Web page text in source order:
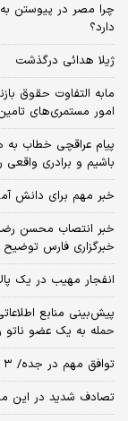
چرا مصر در پیوستن به
دارد؟
ژیلا هدائی درگذشت
مابه التفاوت حقوق
امور مستمری‌های
پیام عراقچی خطاب
باشیم و برادری واقعی
خبر مهم برای دانش
خبر انتصاب محسن
خبرگزاری فارس توضیح
انفجار مهیب در یک
پیش‌بینی منابع
حمله به یک عضو ناتو
توافق مهم در جده/ ۳ کشور منطقه توافقنامه نظامی امضا می‌کنند
تصادف شدید در این محور/ ۴ نفر